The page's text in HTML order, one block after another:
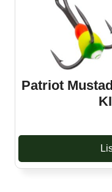
Patriot